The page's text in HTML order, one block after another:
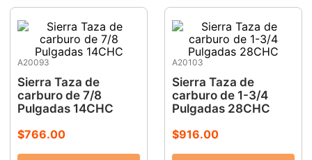
A20093
Sierra Taza de
carburo de 7/8
Pulgadas 14CHC
$766.00
A20103
Sierra Taza de
carburo de 1-3/4
Pulgadas 28CHC
$916.00
clavos
esmeriladora
ke500
-cut